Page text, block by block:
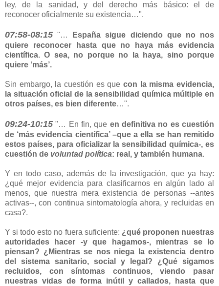
ley, de la sanidad, y del derecho más básico: el de
reconocer oficialmente su existencia…".
07:58-08:15 "…
España sigue diciendo que no nos
quiere reconocer hasta que no haya más evidencia
científica. O sea, no porque no la haya, sino porque
quiere ‘más’.
Sin embargo, la cuestión es que con la misma evidencia,
la situación oficial de la sensibilidad química múltiple en
otros países, es bien diferente…".
09:24-10:15 "… En fin, que en definitiva no es cuestión
de ‘más evidencia científica’ –que a ella se han remitido
estos países, para oficializar la sensibilidad química-, es
cuestión de voluntad política: real, y también humana.
Y en todo caso, además de la investigación, que ya hay:
¿qué mejor evidencia para clasificarnos en algún lado al
menos, que nuestra mera existencia de personas --antes
activas--, con continua sintomatología ahora, y recluidas en
casa?.
Y si todo esto no fuera suficiente: ¿qué proponen nuestras
autoridades hacer -y que hagamos-, mientras se lo
piensan? ¿Mientras se nos niega la existencia dentro
del sistema sanitario, social y legal? ¿Qué sigamos
recluidos, con síntomas continuos, viendo pasar
nuestras vidas de forma inútil y callados, hasta que